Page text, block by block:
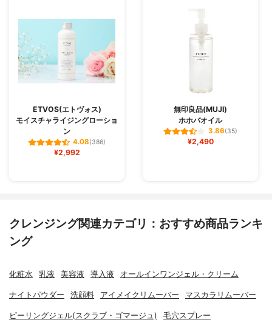
ETVOS(エトヴォス)
モイスチャライジングローショ
ン
4.08(386)
¥2,992
無印良品(MUJI)
ホホバオイル
3.86(35)
¥2,490
クレンジング関連カテゴリ：おすすめ商品ランキ
ング
化粧水 乳液 美容液 導入液 オールインワンジェル・クリーム
ナイトパウダー 洗顔料 アイメイクリムーバー マスカラリムーバー
ピーリングジェル(スクラブ・ゴマージュ) 毛穴スプレー